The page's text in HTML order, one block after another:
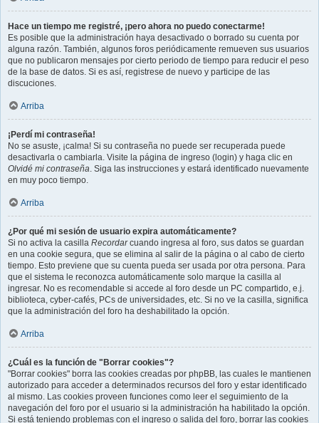
Hace un tiempo me registré, ¡pero ahora no puedo conectarme!
Es posible que la administración haya desactivado o borrado su cuenta por
alguna razón. También, algunos foros periódicamente remueven sus usuarios
que no publicaron mensajes por cierto periodo de tiempo para reducir el peso
de la base de datos. Si es así, registrese de nuevo y participe de las
discuciones.
Arriba
¡Perdí mi contraseña!
No se asuste, ¡calma! Si su contraseña no puede ser recuperada puede
desactivarla o cambiarla. Visite la página de ingreso (login) y haga clic en
Olvidé mi contraseña. Siga las instrucciones y estará identificado nuevamente
en muy poco tiempo.
Arriba
¿Por qué mi sesión de usuario expira automáticamente?
Si no activa la casilla Recordarcuando ingresa al foro, sus datos se guardan
en una cookie segura, que se elimina al salir de la página o al cabo de cierto
tiempo. Esto previene que su cuenta pueda ser usada por otra persona. Para
que el sistema le reconozca automáticamente solo marque la casilla al
ingresar. No es recomendable si accede al foro desde un PC compartido, e.j.
biblioteca, cyber-cafés, PCs de universidades, etc. Si no ve la casilla, significa
que la administración del foro ha deshabilitado la opción.
Arriba
¿Cuál es la función de "Borrar cookies"?
"Borrar cookies" borra las cookies creadas por phpBB, las cuales le mantienen
autorizado para acceder a determinados recursos del foro y estar identificado
al mismo. Las cookies proveen funciones como leer el seguimiento de la
navegación del foro por el usuario si la administración ha habilitado la opción.
Si está teniendo problemas con el ingreso o salida del foro, borrar las cookies